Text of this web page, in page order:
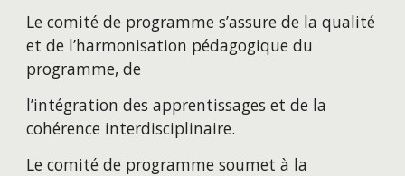
Le comité de programme s’assure de la qualité
et de l’harmonisation pédagogique du
programme, de
l’intégration des apprentissages et de la
cohérence interdisciplinaire.
Le comité de programme soumet à la